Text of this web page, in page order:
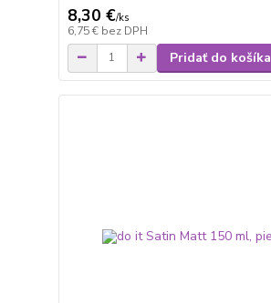
8,30 €/ks
6,75 € bez DPH
Pridať do košíka